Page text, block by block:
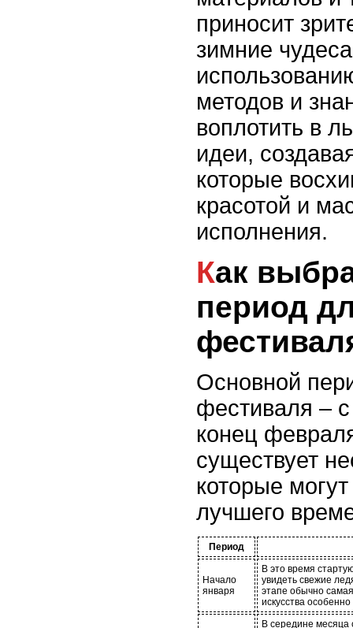
приносит
зимние
методов и
воплотить в
идеи,
которые
красотой и
исполнения.
Как выбрать лучший
период
Основной
фестиваля –
конец
существует
которые
лучшего
Период
Начало
января
В это время
увидеть свежие
этапе обычно
искусства
В середине месяца